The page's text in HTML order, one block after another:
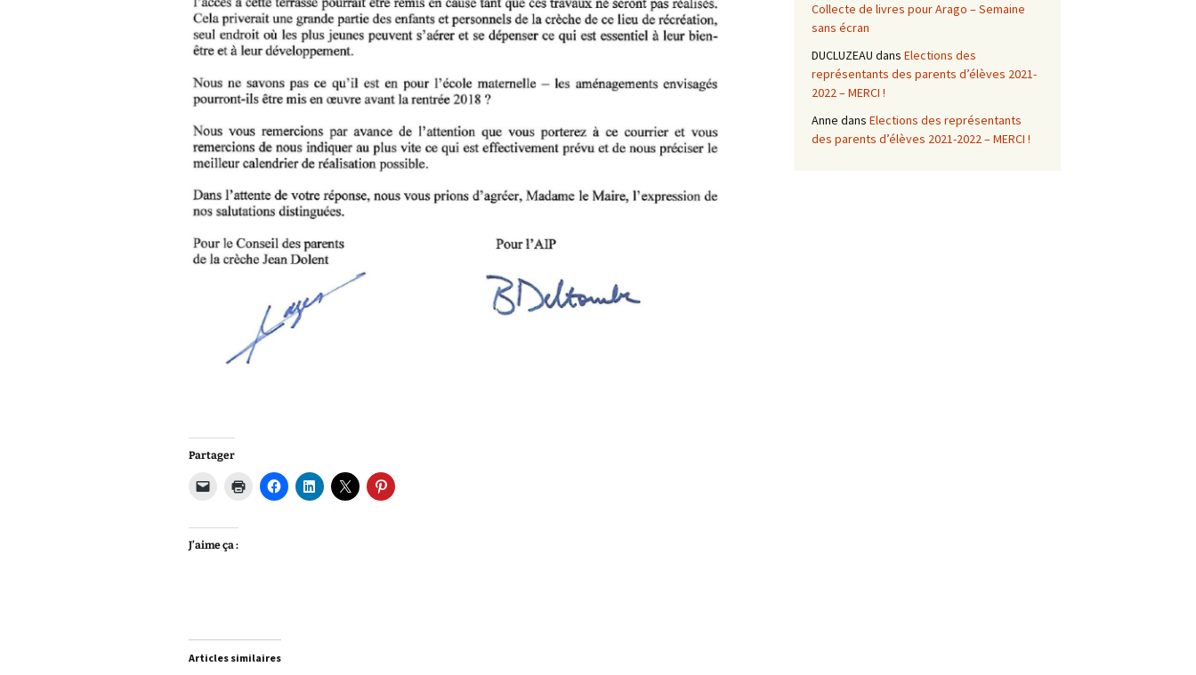
Partager
J’aime ça :
Articles similaires
Collecte de livres pour Arago – Semaine
sans écran
DUCLUZEAU dans Elections des
représentants des parents d’élèves 2021-
2022 – MERCI !
Anne dans Elections des représentants
des parents d’élèves 2021-2022 – MERCI !